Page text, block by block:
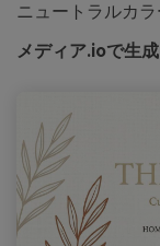
ニュートラルカ
メディア.ioで生